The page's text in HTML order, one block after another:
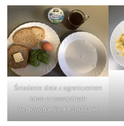
Śniadanie: dieta z ograniczeniem
łatwo przyswajalnych
węglowodanów + II śniadanie